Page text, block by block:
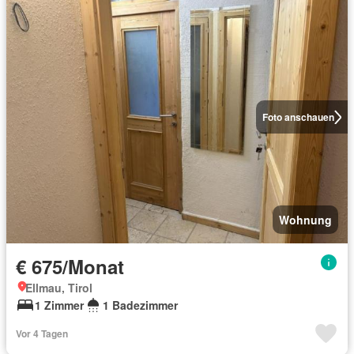
Foto anschauen
Wohnung
€ 675/Monat
Ellmau, Tirol
1 Zimmer
1 Badezimmer
Vor 4 Tagen